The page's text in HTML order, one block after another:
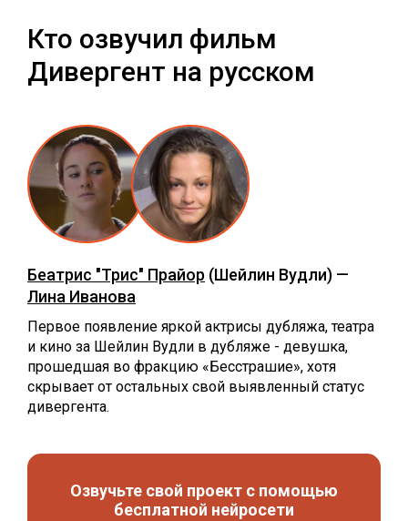
Кто озвучил фильм
Дивергент на русском
Беатрис "Трис" Прайор (Шейлин Вудли) —
Лина Иванова
Первое появление яркой актрисы дубляжа, театра
и кино за Шейлин Вудли в дубляже - девушка,
прошедшая во фракцию «Бесстрашие», хотя
скрывает от остальных свой выявленный статус
дивергента.
Озвучьте свой проект с помощью
бесплатной нейросети